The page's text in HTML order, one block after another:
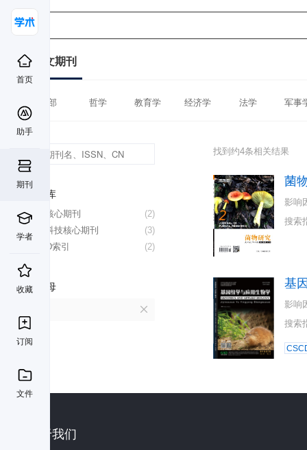
首页
助手
期刊
学者
收藏
订阅
文件
中文期刊
全部 哲学 教育学 经济学 法学 军事
数据库
(2)
北大核心期刊
(3)
中国科技核心期刊
(2)
CSCD索引
首字母
找到约4条相关结果
菌
影响
搜索
基
影响
搜索
关于我们